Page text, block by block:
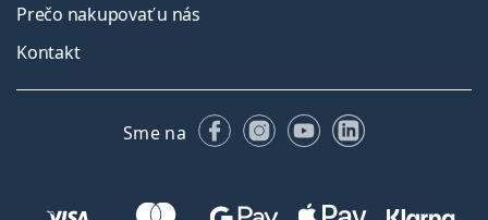
Prečo nakupovať u nás
Kontakt
Sme na FacebookuInstagrame
YouTubeLinkedIn